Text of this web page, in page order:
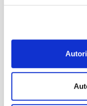
La France et
4 sept. 2026